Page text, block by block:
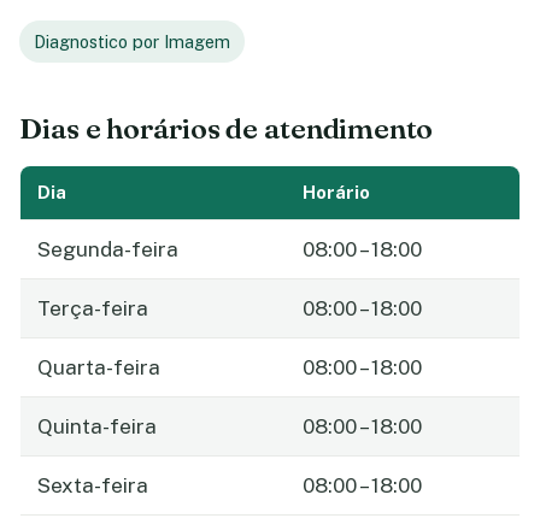
Diagnostico por Imagem
Dias e horários de atendimento
Dia Horário
Segunda-feira 08:00 – 18:00
Terça-feira 08:00 – 18:00
Quarta-feira 08:00 – 18:00
Quinta-feira 08:00 – 18:00
Sexta-feira 08:00 – 18:00